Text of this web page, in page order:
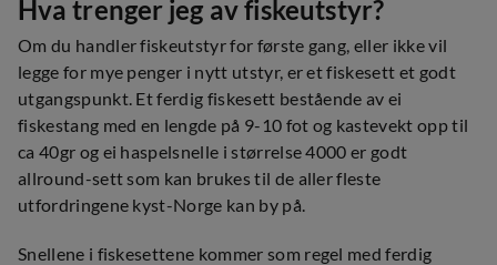
Hva trenger jeg av fiskeutstyr?
Om du handler fiskeutstyr for første gang, eller ikke vil
legge for mye penger i nytt utstyr, er et fiskesett et godt
utgangspunkt. Et ferdig fiskesett bestående av ei
fiskestang med en lengde på 9-10 fot og kastevekt opp til
ca 40gr og ei haspelsnelle i størrelse 4000 er godt
allround-sett som kan brukes til de aller fleste
utfordringene kyst-Norge kan by på.
Snellene i fiskesettene kommer som regel med ferdig